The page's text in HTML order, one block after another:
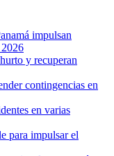
impulsan
y recuperan
contingencias en
en varias
para impulsar el